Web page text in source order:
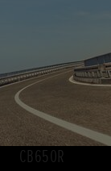
CB650R